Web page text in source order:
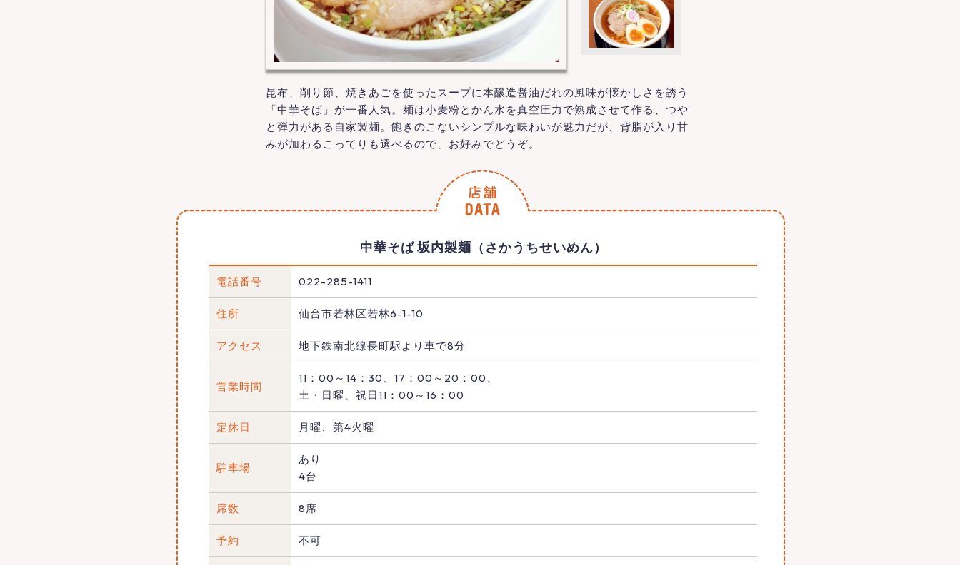
昆布、削り節、焼きあごを使ったスープに本醸造醤油だれの風味が懐かしさを誘う
「中華そば」が一番人気。麺は小麦粉とかん水を真空圧力で熟成させて作る、つや
と弾力がある自家製麺。飽きのこないシンプルな味わいが魅力だが、背脂が入り甘
みが加わるこってりも選べるので、お好みでどうぞ。
中華そば 坂内製麺（さかうちせいめん）
電話番号 022-285-1411
住所 仙台市若林区若林6-1-10
アクセス 地下鉄南北線長町駅より車で8分
営業時間
11：00～14：30、17：00～20：00、
土・日曜、祝日11：00～16：00
定休日 月曜、第4火曜
駐車場
あり
4台
席数 8席
予約 不可